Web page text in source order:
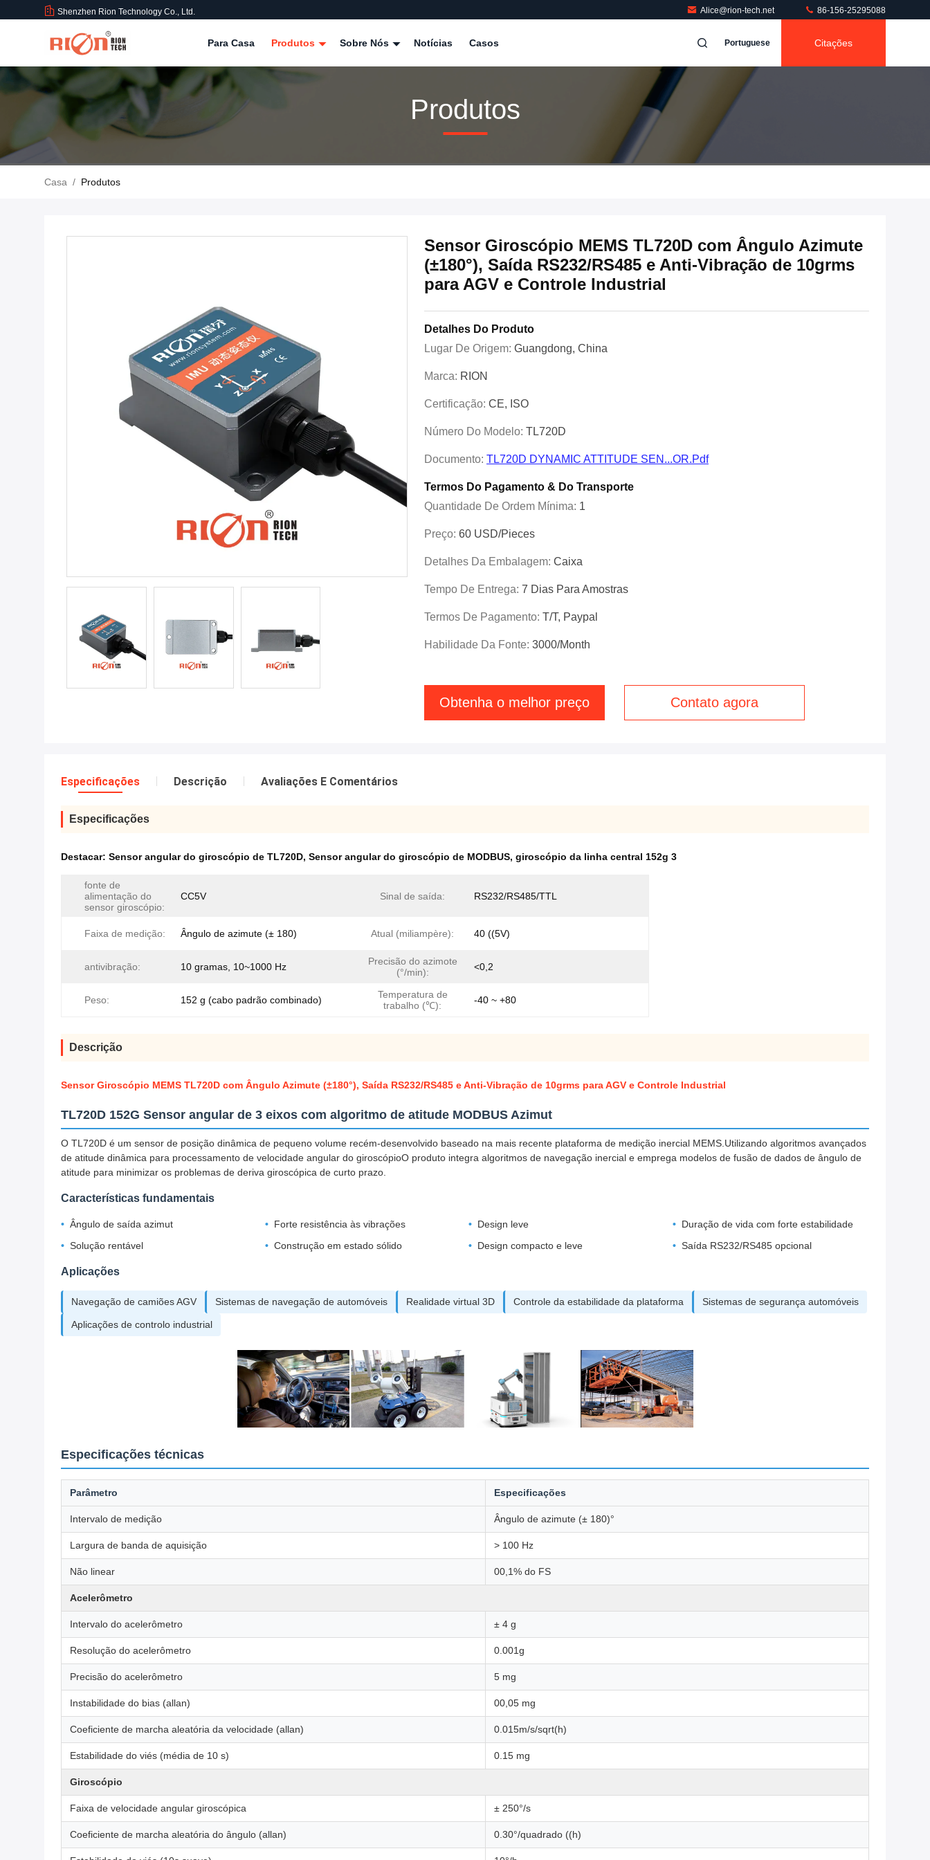
Shenzhen Rion Technology Co., Ltd. Alice@rion-tech.net 86-156-25295088
Para Casa Produtos Sobre Nós Notícias Casos Portuguese Citações
Produtos
Casa / Produtos
Sensor Giroscópio MEMS TL720D com Ângulo Azimute
(±180°), Saída RS232/RS485 e Anti-Vibração de 10grms
para AGV e Controle Industrial
Detalhes Do Produto
Lugar De Origem: Guangdong, China
Marca: RION
Certificação: CE, ISO
Número Do Modelo: TL720D
Documento: TL720D DYNAMIC ATTITUDE SEN...OR.pdf
Termos Do Pagamento & Do Transporte
Quantidade De Ordem Mínima: 1
Preço: 60 USD/Pieces
Detalhes Da Embalagem: Caixa
Tempo De Entrega: 7 Dias Para Amostras
Termos De Pagamento: T/T, Paypal
Habilidade Da Fonte: 3000/month
Obtenha o melhor preço Contato agora
Especificações Descrição Avaliações E Comentários
Especificações
Destacar: Sensor angular do giroscópio de TL720D, Sensor angular do giroscópio de MODBUS, giroscópio da linha central 152g 3
fonte de
alimentação do
sensor giroscópio:
CC5V Sinal de saída: RS232/RS485/TTL
Faixa de medição: Ângulo de azimute (± 180) Atual (miliampère): 40 ((5V)
antivibração: 10 gramas, 10~1000 Hz
Precisão do azimote
(°/min):
<0,2
Peso: 152 g (cabo padrão combinado)
Temperatura de
trabalho (℃):
-40 ~ +80
Descrição
Sensor Giroscópio MEMS TL720D com Ângulo Azimute (±180°), Saída RS232/RS485 e Anti-Vibração de 10grms para AGV e Controle Industrial
TL720D 152G Sensor angular de 3 eixos com algoritmo de atitude MODBUS Azimut
O TL720D é um sensor de posição dinâmica de pequeno volume recém-desenvolvido baseado na mais recente plataforma de medição inercial MEMS.Utilizando algoritmos avançados
de atitude dinâmica para processamento de velocidade angular do giroscópioO produto integra algoritmos de navegação inercial e emprega modelos de fusão de dados de ângulo de
atitude para minimizar os problemas de deriva giroscópica de curto prazo.
Características fundamentais
Ângulo de saída azimut Forte resistência às vibrações Design leve
Duração de vida com forte estabilidade
Solução rentável
Construção em estado sólido Design compacto e leve Saída RS232/RS485 opcional
Aplicações
Navegação de camiões AGV Sistemas de navegação de automóveis Realidade virtual 3D Controle da estabilidade da plataforma Sistemas de segurança automóveis
Aplicações de controlo industrial
Especificações técnicas
Parâmetro Especificações
Intervalo de medição Ângulo de azimute (± 180)°
Largura de banda de aquisição > 100 Hz
Não linear 00,1% do FS
Acelerômetro
Intervalo do acelerômetro ± 4 g
Resolução do acelerômetro 0.001g
Precisão do acelerômetro 5 mg
Instabilidade do bias (allan) 00,05 mg
Coeficiente de marcha aleatória da velocidade (allan) 0.015m/s/sqrt(h)
Estabilidade do viés (média de 10 s) 0.15 mg
Giroscópio
Faixa de velocidade angular giroscópica ± 250°/s
Coeficiente de marcha aleatória do ângulo (allan) 0.30°/quadrado ((h)